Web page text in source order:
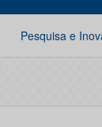
Pesquisa e